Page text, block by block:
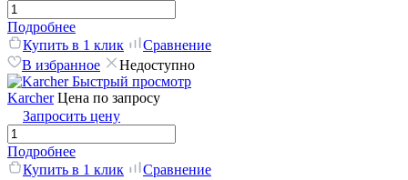
Подробнее
Купить в 1 клик
Сравнение
В избранное
Недоступно
Быстрый просмотр
Karcher Цена по запросу
Запросить цену
Подробнее
Купить в 1 клик
Сравнение